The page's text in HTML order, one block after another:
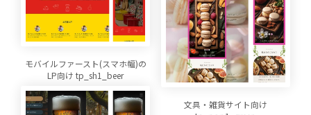
モバイルファースト(スマホ幅)の
LP向け tp_sh1_beer
文具・雑貨サイト向け